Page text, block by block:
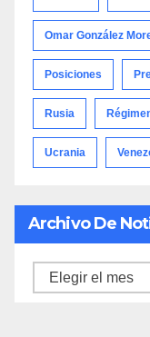
Omar González
Posiciones
Rusia
Ucrania
Archivo De
Archivo